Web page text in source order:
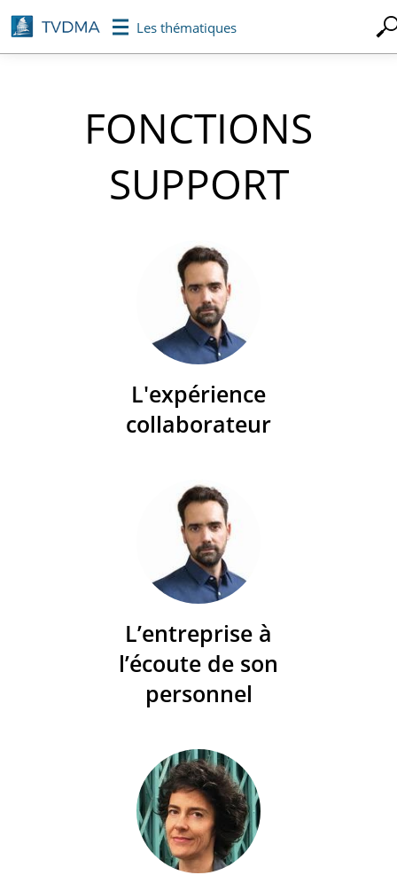
Aller
au
contenu
Les thématiques
FONCTIONS
SUPPORT
L'expérience
collaborateur
L’entreprise à
l’écoute de son
personnel